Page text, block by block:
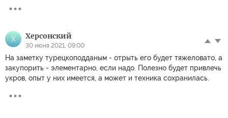
Х Херсонский
30 июня 2021, 09:00
На заметку турецкоподданым - отрыть его будет тяжеловато, а
закупорить - элементарно, если надо. Полезно будет привлечь
укров, опыт у них имеется, а может и техника сохранилась.